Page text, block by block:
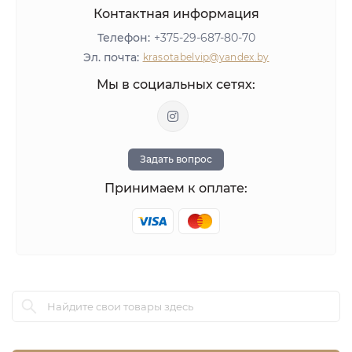
Оборудование
ЛИКВИДАЦИЯ
Оставить отзыв
Контактная информация
Телефон: +375-29-687-80-70
Эл. почта: krasotabelvip@yandex.by
Мы в социальных сетях:
Задать вопрос
Принимаем к оплате: